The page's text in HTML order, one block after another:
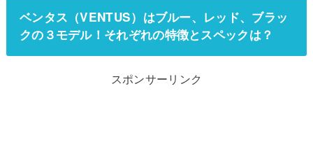
ベンタス（VENTUS）はブルー、レッド、ブラッ
クの３モデル！それぞれの特徴とスペックは？
スポンサーリンク